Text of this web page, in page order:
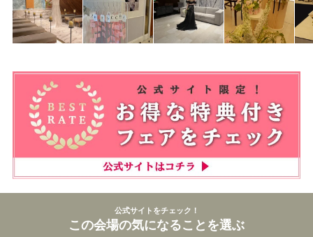
ぶ方々の目線で選ぼうと考えていました。プランナーさんが素晴らし
く、信頼がおけると思ったからです。直感を信じて大正解でした。チ
ャペルや会場も美しく、本当に理想の式場でした。
が入っています。高砂の装飾代はテーブル装飾で、ソファの形にする
とプラス10万円くらいでした。意外と融通を効かせてくれるので、抜
けるかどうかはまず聞いてみるのが良いです。プチギフトは持ち込み
レスも提携のミラーミラーで2着とタキシード1着お願いしたので、だ
いぶ値引きが入りました。1人17000円のワンプライスです。(子供は半
額だった思う)なので品数でコース選ぶといった形になります。分かり
やすいですが、料理代で節約することは出来ません。季節によって変
わるメニューで、自分の好みで変えたりも出来ます。ドリンクは1人60
00円でした。クラフトビールなども選べます。テーブル事に担当のス
タッフが付いているので、注文したらすぐ持ってきてくれるし、なん
るのでありがたいです。モエシャン(シャンパン)は必ず入ります。(8人
で1本/1万円)これは抜けません。白金台駅から徒歩7分ほどです。目黒
で広く見えます。最初のドレスの見積もりはもちろん最低ランクで設
定されているため、提携先で試着し決めた場合かなり見積もりが上が
りそうだったので持ち込み料1着55000円を払い、タキシード1着、ド
ち込みました。ケーキの装飾のリボンは手作りし、プランナーさんに
付けてもらいました。招待状も自分でwebで行いました。ご飯も全て
美味しかったです。ゲストから好評でした。料金設定が一律で、コー
スによって品数が変わる仕組みだったのもとてもよかったです。駅か
らまっすぐ進むだけなので初めてくるゲストの方もわかりやすいで
す。白金台なので、落ち着いていて良い雰囲気です。プランナーの方
はもちろん、当日携わってくださるすべてのスタッフの方が明るく面
白く、気配りができる方々でした。親族への気配りも素晴らしかった
ドの方も自分の携帯を渡していたのですが、写真や動画をとってくだ
さったり、とくに中座の扉の向こうから迎える動画を撮ってくださっ
公式サイトをチェック！
この会場の気になることを選ぶ